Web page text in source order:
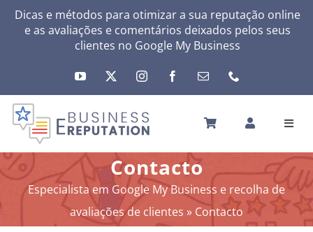
SkipDicas e métodos para otimizar a sua reputação online
e as avaliações e comentários deixados pelos seus
clientes no Google My Business
INÍCIO
A SUA REPUTAÇÃO
A SUA ATIVIDADE
MEUS SERVIÇOS
Contacto
Especialista em Google My Business e recolha de
avaliações de clientes » Contacto